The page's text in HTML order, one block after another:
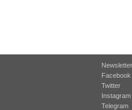
Facebook
Twitter
Instagram
Telegram